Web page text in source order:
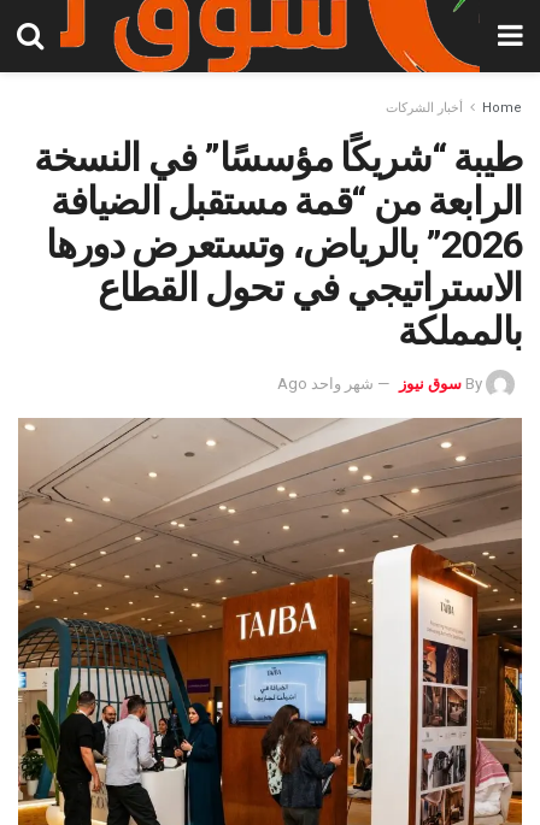
Home أخبار الشركات
طيبة “شريكًا مؤسسًا” في النسخة
الرابعة من “قمة مستقبل الضيافة
2026” بالرياض، وتستعرض دورها
الاستراتيجي في تحول القطاع
بالمملكة
By سوق نيوز شهر واحد Ago